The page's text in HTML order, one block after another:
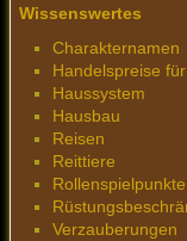
Wissenswertes
Charakternamen
Handelspreise
Haussystem
Hausbau
Reisen
Reittiere
Rollenspielpunkte
Verzauberungen